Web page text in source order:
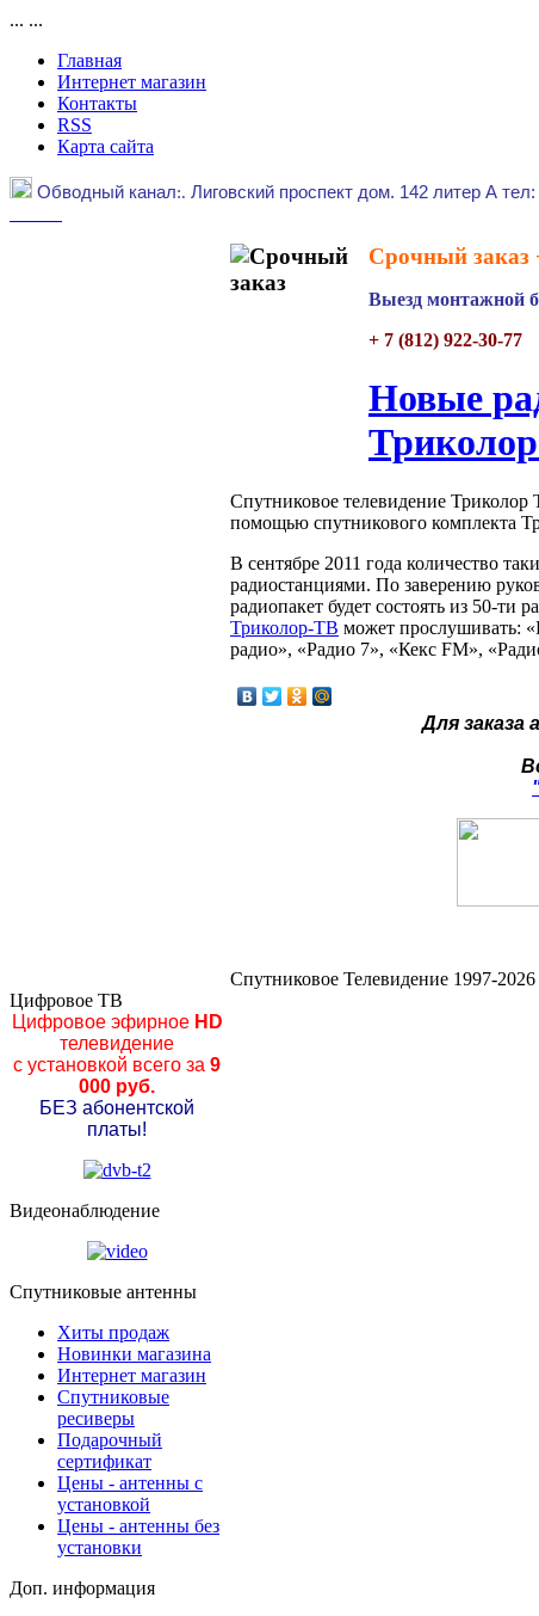
... ...
Главная
Интернет магазин
Контакты
RSS
Карта сайта
Обводный канал:. Лиговский проспект дом. 142 литер А тел:
Срочный заказ
Выезд монтажной
+ 7 (812) 922-30-77
Новые
Спутниковое телевидение Триколор
помощью спутникового комплекта
В сентябре 2011 года количество
радиостанциями. По заверению
радиопакет будет состоять из 50-
Триколор-ТВ может прослушивать:
радио», «Радио 7», «Кекс FM»,
Для
Спутниковое Телевидение 1997-
Цифровое ТВ
Цифровое эфирноеHD
телевидение
с установкой всего за 9
000 руб.
БЕЗ абонентской
платы!
Видеонаблюдение
Спутниковые антенны
Хиты продаж
Новинки магазина
Интернет магазин
Спутниковые
ресиверы
Подарочный
сертификат
Цены - антенны с
установкой
Цены - антенны без
установки
Доп. информация